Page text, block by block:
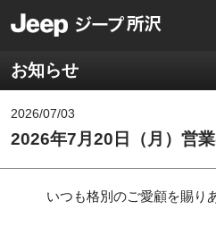
お知らせ
2026/07/03
2026年7月20日（月）営
いつも格別のご愛顧を賜り